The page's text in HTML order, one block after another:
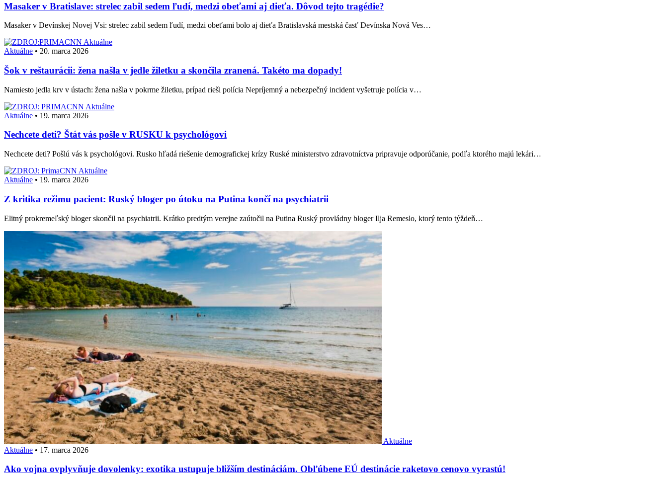
Masaker v Bratislave: strelec zabil sedem ľudí, medzi obeťami aj dieťa. Dôvod tejto tragédie?
Masaker v Devínskej Novej Vsi: strelec zabil sedem ľudí, medzi obeťami bolo aj dieťa Bratislavská mestská časť Devínska Nová Ves…
Aktuálne
Aktuálne • 20. marca 2026
Šok v reštaurácii: žena našla v jedle žiletku a skončila zranená. Takéto ma dopady!
Namiesto jedla krv v ústach: žena našla v pokrme žiletku, prípad rieši polícia Nepríjemný a nebezpečný incident vyšetruje polícia v…
Aktuálne
Aktuálne • 19. marca 2026
Nechcete deti? Štát vás pošle v RUSKU k psychológovi
Nechcete deti? Pošlú vás k psychológovi. Rusko hľadá riešenie demografickej krízy Ruské ministerstvo zdravotníctva pripravuje odporúčanie, podľa ktorého majú lekári…
Aktuálne
Aktuálne • 19. marca 2026
Z kritika režimu pacient: Ruský bloger po útoku na Putina končí na psychiatrii
Elitný prokremeľský bloger skončil na psychiatrii. Krátko predtým verejne zaútočil na Putina Ruský provládny bloger Ilja Remeslo, ktorý tento týždeň…
Aktuálne
Aktuálne • 17. marca 2026
Ako vojna ovplyvňuje dovolenky: exotika ustupuje bližším destináciám. Obľúbene EÚ destinácie raketovo cenovo vyrastú!